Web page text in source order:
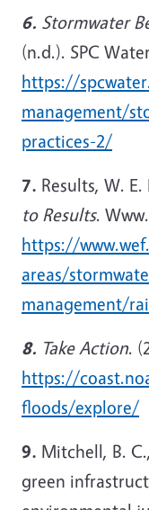
6. Stormwater
(n.d.). SPC
https://
management/
practices-2/
7. Results, W.
to Results.
https://
areas/
management/
8. Take Action.
https://
floods/explore/
9. Mitchell, B.
green